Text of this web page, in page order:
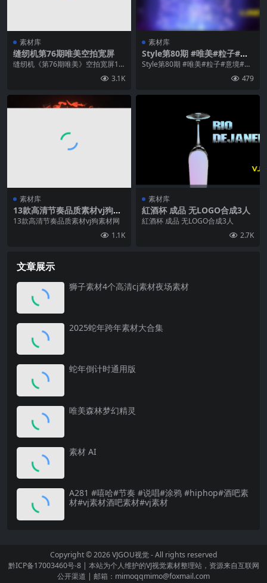
素材库
缝纫机第76期唯美空拍宽屏
缝纫机《第76期唯美》空拍宽屏19
3.1K
素材库
Style第80期 #唯美#粒子#意
境#烟雾#livehouse 25个-大
部分素材4K
Style第80期 #唯美#粒子#意境#烟
479
素材库
13款高清节奏品质素材vj狗素
材网
13款高清节奏品质素材vj狗素材网
1.1K
素材库
紅酒杯 成品 无LOGO合成3人
紅酒杯 成品 无LOGO合成3人
2.7K
文章展示
狮子素材4个高清cj素材夜场素材
2025蛇年跨年素材大合集
蛇年倒计时通用版
唯美森林梦幻精灵
素材 AI
A281 #嘻哈#节奏 #说唱#涂鸦 #hiphop#酒吧素
材#vj素材酒吧素材#vj素材
Copyright © 2026VJGOU视觉- All rights reserved
黔ICP备17003460号-8| 本站为个人维护的VJ视觉素材整理站，资源来自互联网
公开渠道 | 邮箱：mimoqqmimo@foxmail.com